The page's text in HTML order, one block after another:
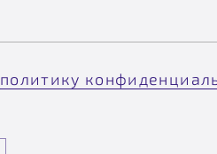
политику